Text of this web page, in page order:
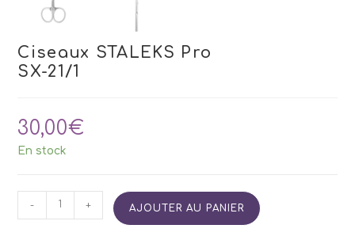
Ciseaux STALEKS Pro
SX-21/1
30,00€
En stock
quantité
- + AJOUTER AU PANIER